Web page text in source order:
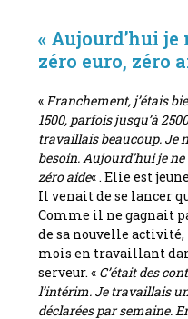
« Aujourd’hui
zéro euro, zéro
«Franchement, j’étais
1500, parfois jusqu’à
travaillais beaucoup. Je
besoin. Aujourd’hui je
zéro aide« . Elie est
Il venait de se lancer
Comme il ne gagnait
de sa nouvelle
mois en travaillant
serveur. « C’était des
l’intérim. Je travaillais
déclarées par semaine.